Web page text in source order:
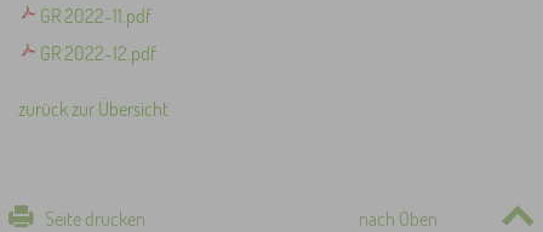
GR 2022-11.pdf
GR 2022-12.pdf
zurück zur Übersicht
Seite drucken nach Oben